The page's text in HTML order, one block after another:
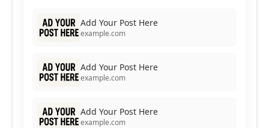
Add Your Post Here
example.com
Add Your Post Here
example.com
Add Your Post Here
example.com